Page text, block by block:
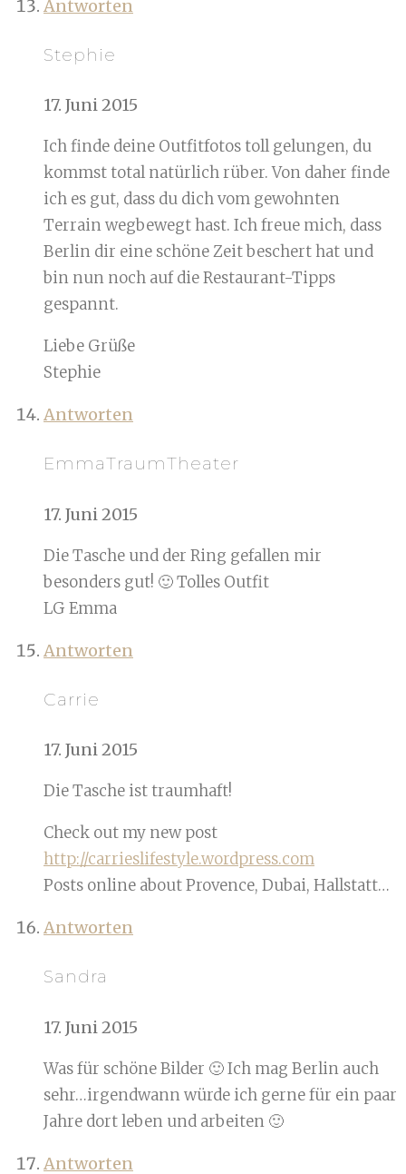
Antworten
Stephie
17. Juni 2015
Ich finde deine Outfitfotos toll gelungen, du
kommst total natürlich rüber. Von daher finde
ich es gut, dass du dich vom gewohnten
Terrain wegbewegt hast. Ich freue mich, dass
Berlin dir eine schöne Zeit beschert hat und
bin nun noch auf die Restaurant-Tipps
gespannt.
Liebe Grüße
Stephie
Antworten
EmmaTraumTheater
17. Juni 2015
Die Tasche und der Ring gefallen mir
besonders gut! 🙂 Tolles Outfit
LG Emma
Antworten
Carrie
17. Juni 2015
Die Tasche ist traumhaft!
Check out my new post
http://carrieslifestyle.wordpress.com
Posts online about Provence, Dubai, Hallstatt…
Antworten
Sandra
17. Juni 2015
Was für schöne Bilder 🙂 Ich mag Berlin auch
sehr…irgendwann würde ich gerne für ein paar
Jahre dort leben und arbeiten 🙂
Antworten